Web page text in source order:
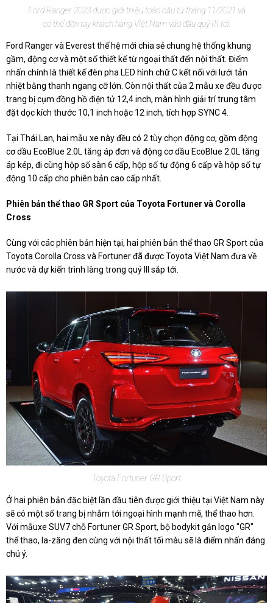
Ford Ranger 2023 được giới thiệu toàn cầu từ tháng 11/2021 và
có thể đến tay khách hàng Việt Nam vào đầu quý III tới.
Ford Ranger và Everest thế hệ mới chia sẻ chung hệ thống khung
gầm, động cơ và một số thiết kế từ ngoại thất đến nội thất. Điểm
nhấn chính là thiết kế đèn pha LED hình chữ C kết nối với lưới tản
nhiệt bằng thanh ngang cỡ lớn. Còn nội thất của 2 mẫu xe đều được
trang bị cụm đồng hồ điện tử 12,4 inch, màn hình giải trí trung tâm
đặt dọc kích thước 10,1 inch hoặc 12 inch, tích hợp SYNC 4.
Tại Thái Lan, hai mẫu xe này đều có 2 tùy chọn động cơ, gồm động
cơ dầu EcoBlue 2.0L tăng áp đơn và động cơ dầu EcoBlue 2.0L tăng
áp kép, đi cùng hộp số sàn 6 cấp, hộp số tự động 6 cấp và hộp số tự
động 10 cấp cho phiên bản cao cấp nhất.
Phiên bản thể thao GR Sport của Toyota Fortuner và Corolla
Cross
Cùng với các phiên bản hiện tại, hai phiên bản thể thao GR Sport của
Toyota Corolla Cross và Fortuner đã được Toyota Việt Nam đưa về
nước và dự kiến trình làng trong quý III sắp tới.
Toyota Fortuner GR Sport
Ở hai phiên bản đặc biệt lần đầu tiên được giới thiệu tại Việt Nam này
sẽ có một số trang bị nhắm tới ngoại hình mạnh mẽ, thể thao hơn.
Với mẫuxe SUV7 chỗ Fortuner GR Sport, bộ bodykit gắn logo "GR"
thể thao, la-zăng đen cùng với nội thất tối màu sẽ là điểm nhấn đáng
chú ý.